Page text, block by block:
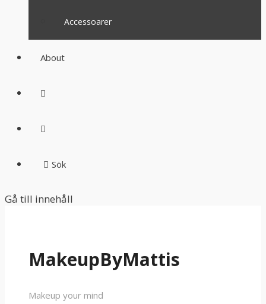
Accessoarer
About
Sök
Gå till innehåll
MakeupByMattis
Makeup your mind